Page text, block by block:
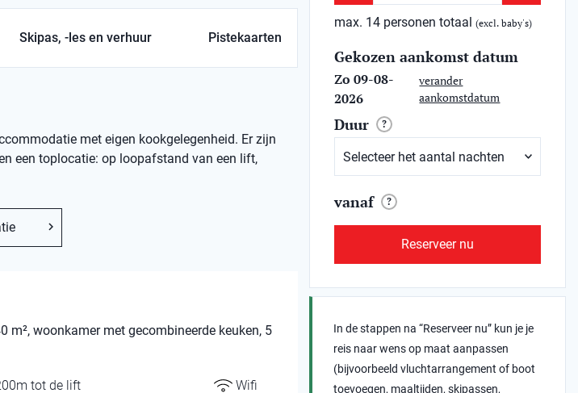
Skipas, -les en verhuur Pistekaarten
met eigen kookgelegenheid. Er zijn
een toplocatie: op loopafstand van een lift,
m², woonkamer met gecombineerde keuken, 5
tot de lift Wifi
max. 14 personen totaal(excl. baby's)
Gekozen aankomst datum
Zo 09-08-
2026
verander
aankomstdatum
Duur ?
vanaf ?
Reserveer nu
In de stappen na “Reserveer nu” kun je je
reis naar wens op maat aanpassen
(bijvoorbeeld vluchtarrangement of boot
toevoegen, maaltijden, skipassen,